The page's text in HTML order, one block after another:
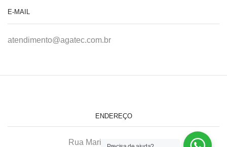
E-MAIL
atendimento@agatec.com.br
ENDEREÇO
Rua Maria Afonso, 166-A